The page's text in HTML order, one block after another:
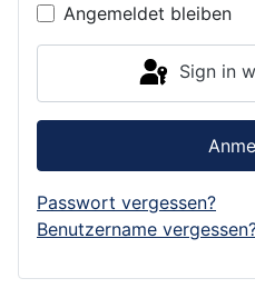
Angemeldet bleiben
Sign in
Passwort vergessen?
Benutzername